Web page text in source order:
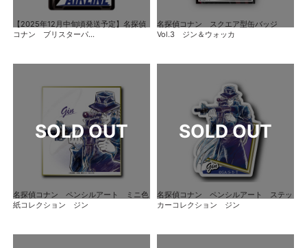
【2025年12月中旬頃発送予定】名探偵
コナン ブリスターパ...
名探偵コナン スクエア型缶バッジ
Vol.3 ジン＆ウォッカ
名探偵コナン ペンシルアート ミニ色
紙コレクション ジン
名探偵コナン ペンシルアート ステッ
カーコレクション ジン